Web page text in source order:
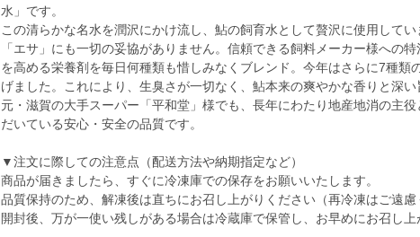
水」です。
この清らかな名水を潤沢にかけ流し、鮎の飼育水として贅沢に使用して
「エサ」にも一切の妥協がありません。信頼できる飼料メーカー様への
を高める栄養剤を毎日何種類も惜しみなくブレンド。今年はさらに7種類
げました。これにより、生臭さが一切なく、鮎本来の爽やかな香りと深
元・滋賀の大手スーパー「平和堂」様でも、長年にわたり地産地消の主
だいている安心・安全の品質です。
▼注文に際しての注意点（配送方法や納期指定など）
商品が届きましたら、すぐに冷凍庫での保存をお願いいたします。
品質保持のため、解凍後は直ちにお召し上がりください（再冷凍はご遠慮
開封後、万が一使い残しがある場合は冷蔵庫で保管し、お早めにお召し上